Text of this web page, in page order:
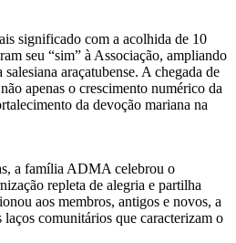
significado com a acolhida de 10
seu “sim” à Associação, ampliando
araçatubense. A chegada de
apenas o crescimento numérico da
da devoção mariana na
a família ADMA celebrou o
repleta de alegria e partilha
aos membros, antigos e novos, a
comunitários que caracterizam o